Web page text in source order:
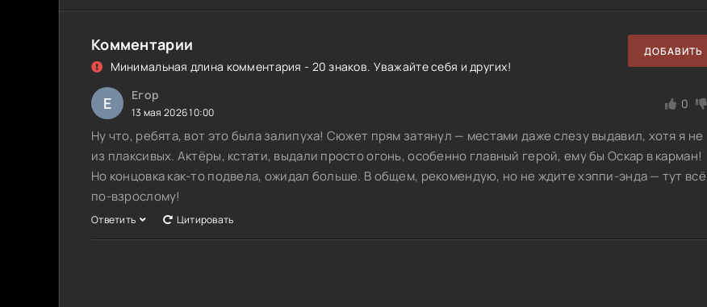
Комментарии
Минимальная длина комментария - 20 знаков. Уважайте себя и других!
ДОБАВИТЬ
Е Егор
13 мая 2026 10:00
0
Ну что, ребята, вот это была залипуха! Сюжет прям затянул — местами даже слезу выдавил, хотя я не
из плаксивых. Актёры, кстати, выдали просто огонь, особенно главный герой, ему бы Оскар в карман!
Но концовка как-то подвела, ожидал больше. В общем, рекомендую, но не ждите хэппи-энда — тут всё
по-взрослому!
Ответить Цитировать